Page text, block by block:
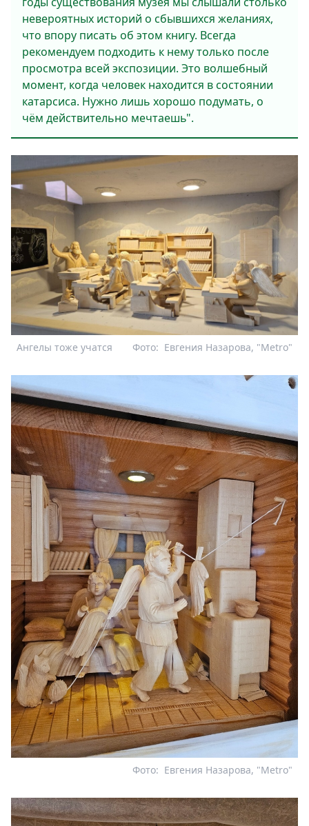
невероятных историй о сбывшихся желаниях,
что впору писать об этом книгу. Всегда
рекомендуем подходить к нему только после
просмотра всей экспозиции. Это волшебный
момент, когда человек находится в состоянии
катарсиса. Нужно лишь хорошо подумать, о
чём действительно мечтаешь".
Ангелы тоже учатся Евгения Назарова, "Metro"
Фото:
Евгения Назарова, "Metro"
Фото: